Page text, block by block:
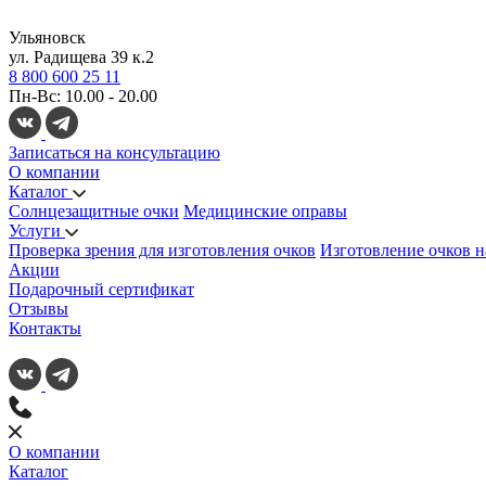
Ульяновск
ул. Радищева 39 к.2
8 800 600 25 11
Пн-Вс: 10.00 - 20.00
Записаться на консультацию
О компании
Каталог
Солнцезащитные очки Медицинские оправы
Услуги
Проверка зрения для изготовления очков Изготовление очков
Акции
Подарочный сертификат
Отзывы
Контакты
О компании
Каталог